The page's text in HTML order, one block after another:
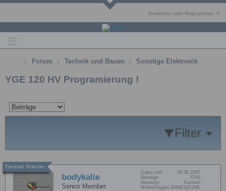
Anmelden oder Registrieren
Forum Technik und Bauen Sonstige Elektronik
YGE 120 HV Programierung !
Filter
bodykalle
Senior Member
Dabei seit:
26.08.2007
Beiträge:
5745
Vorname:
Karsten
Wohn/Flugort: SMACKZONE